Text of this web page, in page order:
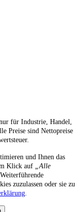
für Industrie, Handel,
Preise sind Nettopreise
und Ihnen das
Klick auf „Alle
zuzulassen oder sie zu
.